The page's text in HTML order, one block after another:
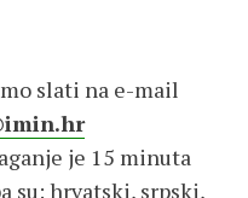
slati na e-mail
je 15 minuta
su: hrvatski, srpski,